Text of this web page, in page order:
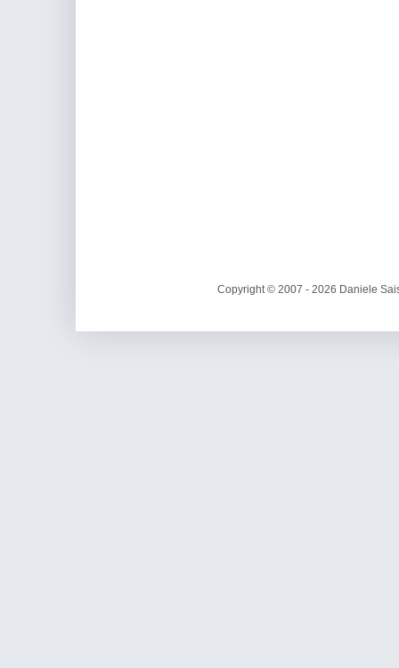
Copyright © 2007 - 2026 Daniele